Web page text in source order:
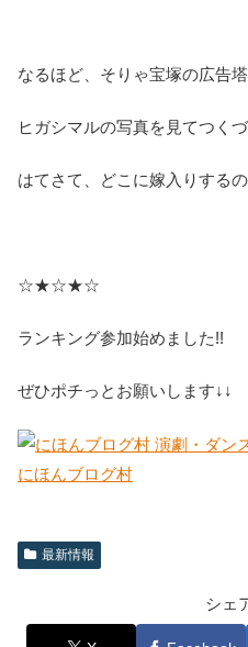
なるほど、そりゃ宝塚の広告
ヒガシマルの写真を見てつく
はてさて、どこに嫁入りする
☆★☆★☆
ランキング参加始めました!!
ぜひポチっとお願いします↓↓
にほんブログ村
最新情報
シェ